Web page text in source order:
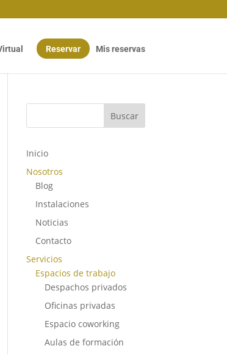
Reservar Mis reservas
Buscar
Inicio
Nosotros
Blog
Instalaciones
Noticias
Contacto
Servicios
Espacios de trabajo
Despachos privados
Oficinas privadas
Espacio coworking
Aulas de formación